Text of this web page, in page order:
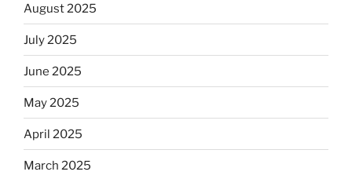
August 2025
July 2025
June 2025
May 2025
April 2025
March 2025